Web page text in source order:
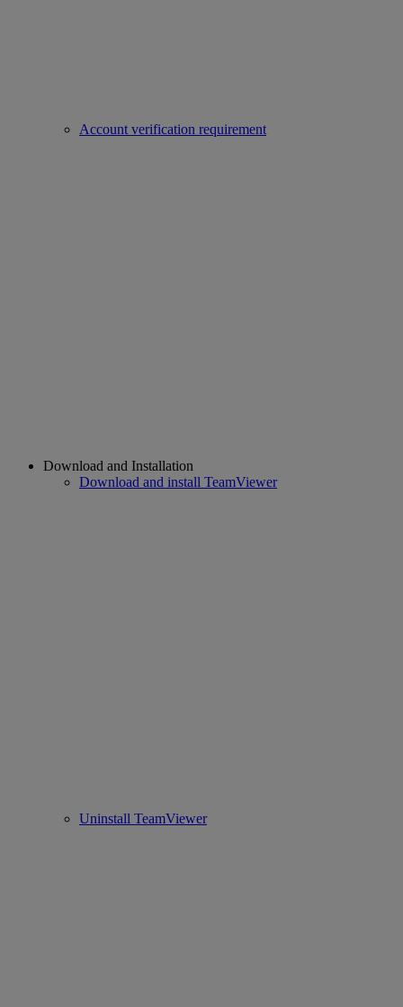
Account verification requirement
Download and Installation
Download and install TeamViewer
Uninstall TeamViewer